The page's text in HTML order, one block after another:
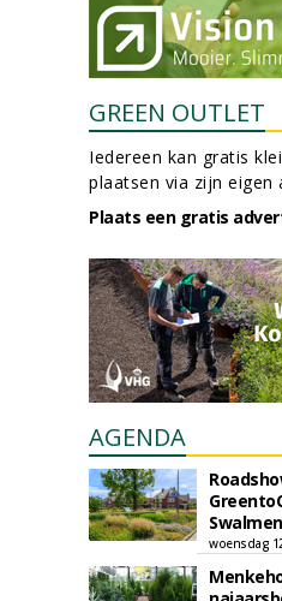
GREEN OUTLET
Iedereen kan gratis
plaatsen via zijn eigen
Plaats een gratis
AGENDA
Swalmen
woensdag